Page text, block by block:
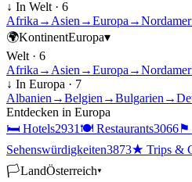
↓ In Welt · 6
Afrika → Asien →Europa →
🌍KontinentEuropa▾
Welt · 6
Afrika → Asien →Europa →
↓ In Europa · 7
Albanien →Belgien →Bulgarien →
Entdecken in Europa
🛏 Hotels2931 🍽 Restaurants3066⚑
Sehenswürdigkeiten3873★ Trips &
🏳LandÖsterreich▾